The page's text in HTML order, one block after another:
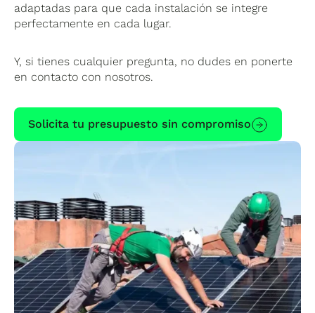
adaptadas para que cada instalación se integre
perfectamente en cada lugar.
Y, si tienes cualquier pregunta, no dudes en ponerte
en contacto con nosotros.
Solicita tu presupuesto sin compromiso